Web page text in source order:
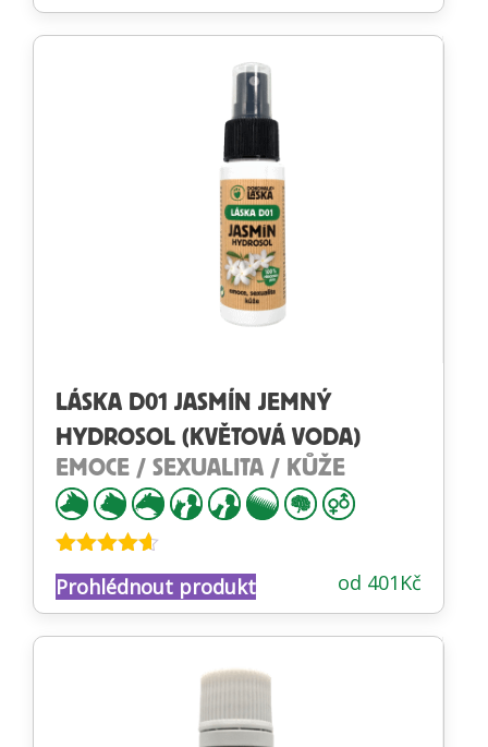
LÁSKA D01 JASMÍN JEMNÝ
HYDROSOL (KVĚTOVÁ VODA)
EMOCE / SEXUALITA / KŮŽE
Hodnocení
4.53 z 5 od 401 Kč
Prohlédnout produkt